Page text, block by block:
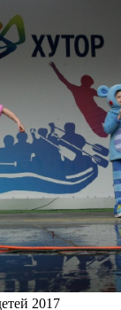
2017